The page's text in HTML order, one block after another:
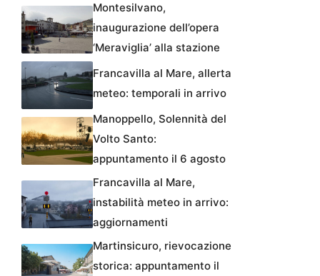
Montesilvano,
inaugurazione dell’opera
‘Meraviglia’ alla stazione
Francavilla al Mare, allerta
meteo: temporali in arrivo
Manoppello, Solennità del
Volto Santo:
appuntamento il 6 agosto
Francavilla al Mare,
instabilità meteo in arrivo:
aggiornamenti
Martinsicuro, rievocazione
storica: appuntamento il